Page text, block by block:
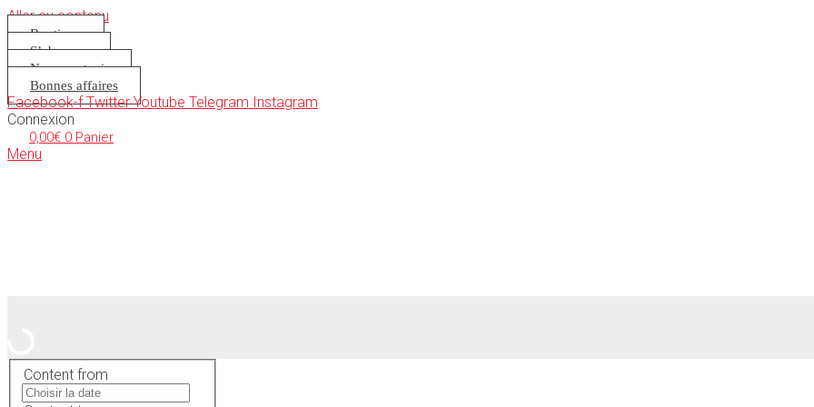
Aller au contenu
Boutique
S’abonner
Nous soutenir
Bonnes affaires
Facebook-f Twitter Youtube Telegram Instagram
Connexion
0,00€ 0 Panier
Menu
Content from